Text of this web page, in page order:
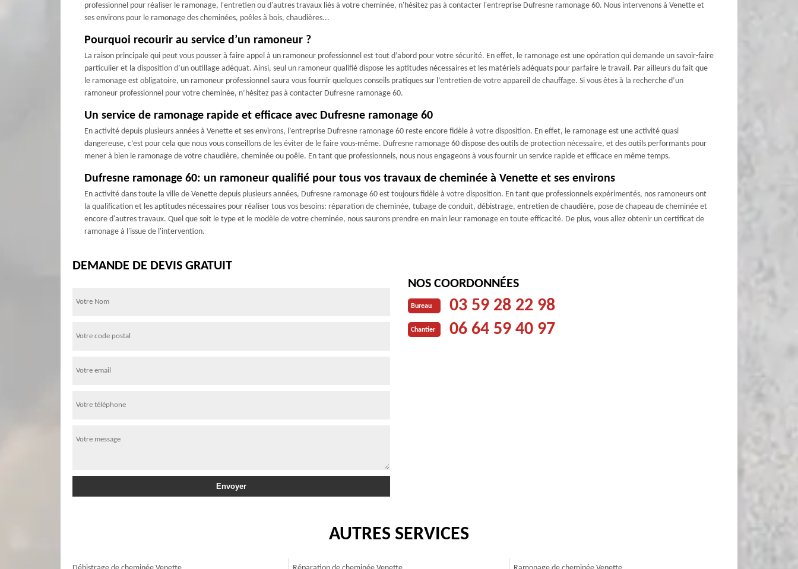
professionnel pour réaliser le ramonage, l'entretien ou d'autres travaux liés à votre cheminée, n'hésitez pas à contacter l'entreprise Dufresne ramonage 60. Nous intervenons à Venette et
ses environs pour le ramonage des cheminées, poêles à bois, chaudières...
Pourquoi recourir au service d’un ramoneur ?
La raison principale qui peut vous pousser à faire appel à un ramoneur professionnel est tout d’abord pour votre sécurité. En effet, le ramonage est une opération qui demande un savoir-faire
particulier et la disposition d’un outillage adéquat. Ainsi, seul un ramoneur qualifié dispose les aptitudes nécessaires et les matériels adéquats pour parfaire le travail. Par ailleurs du fait que
le ramonage est obligatoire, un ramoneur professionnel saura vous fournir quelques conseils pratiques sur l’entretien de votre appareil de chauffage. Si vous êtes à la recherche d’un
ramoneur professionnel pour votre cheminée, n’hésitez pas à contacter Dufresne ramonage 60.
Un service de ramonage rapide et efficace avec Dufresne ramonage 60
En activité depuis plusieurs années à Venette et ses environs, l’entreprise Dufresne ramonage 60 reste encore fidèle à votre disposition. En effet, le ramonage est une activité quasi
dangereuse, c’est pour cela que nous vous conseillons de les éviter de le faire vous-même. Dufresne ramonage 60 dispose des outils de protection nécessaire, et des outils performants pour
mener à bien le ramonage de votre chaudière, cheminée ou poêle. En tant que professionnels, nous nous engageons à vous fournir un service rapide et efficace en même temps.
Dufresne ramonage 60: un ramoneur qualifié pour tous vos travaux de cheminée à Venette et ses environs
En activité dans toute la ville de Venette depuis plusieurs années, Dufresne ramonage 60 est toujours fidèle à votre disposition. En tant que professionnels expérimentés, nos ramoneurs ont
la qualification et les aptitudes nécessaires pour réaliser tous vos besoins: réparation de cheminée, tubage de conduit, débistrage, entretien de chaudière, pose de chapeau de cheminée et
encore d'autres travaux. Quel que soit le type et le modèle de votre cheminée, nous saurons prendre en main leur ramonage en toute efficacité. De plus, vous allez obtenir un certificat de
ramonage à l'issue de l'intervention.
DEMANDE DE DEVIS GRATUIT
NOS COORDONNÉES
Bureau 03 59 28 22 98
Chantier 06 64 59 40 97
AUTRES SERVICES